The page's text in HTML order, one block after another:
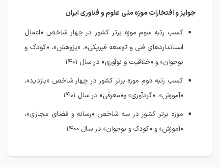
جوایز و افتخارات موزه ملی علوم و فناوری ایران
کسب رتبه سوم موزه برتر کشور در چهار شاخص «اعمال
استانداردهای فنی و توسعه فیزیکی»، «پژوهش»، «کودک و
نوجوان» و «خلاقیت و نوآوری» در سال ۱۴۰۱
کسب رتبه دوم موزه برتر کشور در چهار شاخص «بازدید»،
«آموزش»، «گردآوری» و«معرفی» در سال ۱۴۰۱
موزه برتر کشور در سه شاخص «رسانه و فضای مجازی»،
«آموزش» و «کودک و نوجوان» در سال ۱۴۰۰